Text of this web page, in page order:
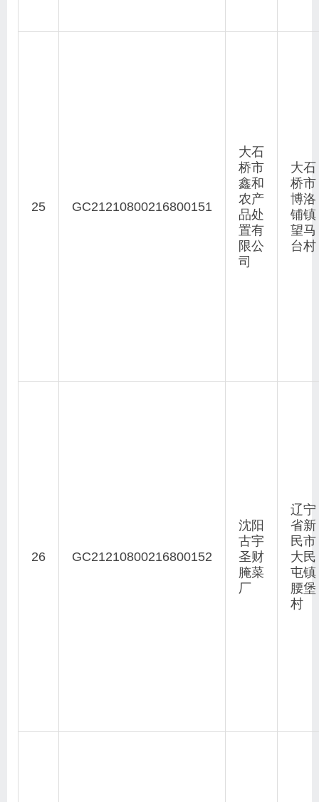
25 GC21210800216800151
大石
桥市
鑫和
农产
品处
置有
限公
司
大石
桥市
博洛
铺镇
望马
台村
26 GC21210800216800152
沈阳
古宇
圣财
腌菜
厂
辽宁
省新
民市
大民
屯镇
腰堡
村